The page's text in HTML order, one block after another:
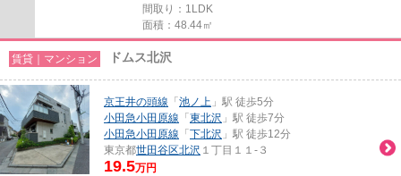
間取り：1LDK
面積：48.44㎡
賃貸｜マンション ドムス北沢
京王井の頭線 「 池ノ上 」駅 徒歩5分
小田急小田原線 「 東北沢 」駅 徒歩7分
小田急小田原線 「 下北沢 」駅 徒歩12分
東京都世田谷区北沢 １丁目１１-３
19.5万円